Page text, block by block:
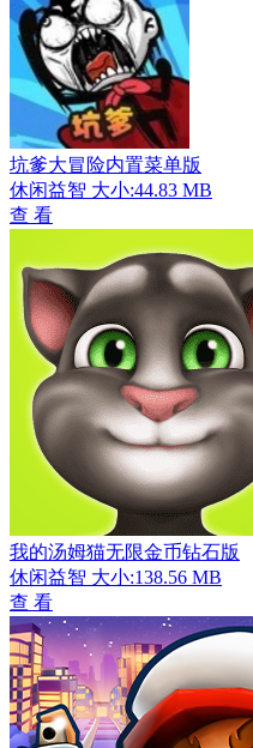
坑爹大冒险内置菜单版
休闲益智 大小:44.83 MB
查 看
我的汤姆猫无限金币钻石版
休闲益智 大小:138.56 MB
查 看